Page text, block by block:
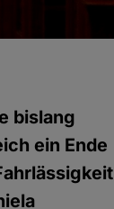
bislang
ein Ende